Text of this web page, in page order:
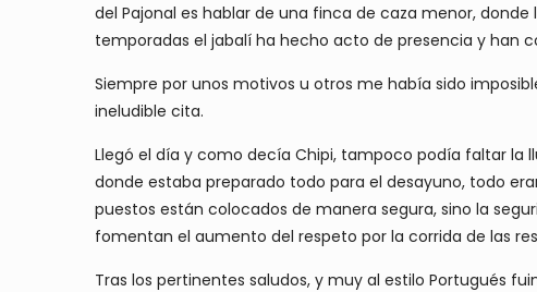
del Pajonal es hablar de una finca de caza menor,
temporadas el jabalí ha hecho acto de presencia y han
Siempre por unos motivos u otros me había sido
ineludible cita.
Llegó el día y como decía Chipi, tampoco podía faltar la
donde estaba preparado todo para el desayuno, todo
puestos están colocados de manera segura, sino la
fomentan el aumento del respeto por la corrida de las
Tras los pertinentes saludos, y muy al estilo Portugués